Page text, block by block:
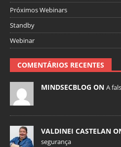
Próximos Webinars
Standby
Webinar
COMENTÁRIOS RECENTES
MINDSECBLOG ON A
VALDINEI CASTELAN
segurança